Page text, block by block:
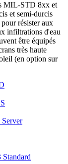
MIL-STD 8xx et
et semi-durcis
résister aux
infiltrations d'eau
être équipés
très haute
(en option sur